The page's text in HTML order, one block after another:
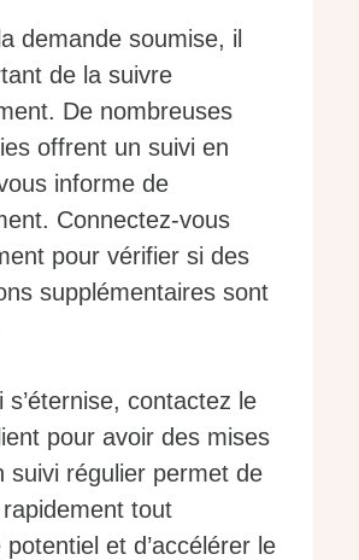
demande soumise, il
de la suivre
De nombreuses
offrent un suivi en
informe de
Connectez-vous
pour vérifier si des
supplémentaires sont
s’éternise, contactez le
pour avoir des mises
suivi régulier permet de
tout
potentiel et d’accélérer le